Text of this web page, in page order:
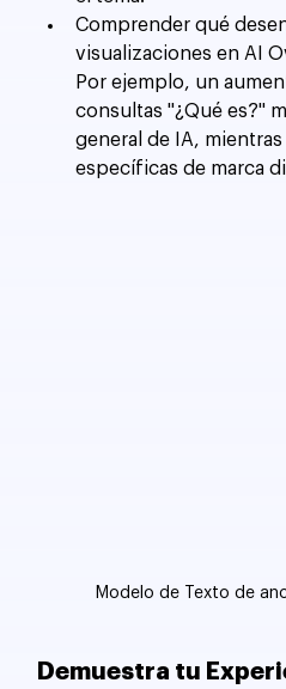
Comprender qué
visualizaciones en AI
Por ejemplo, un
consultas "¿Qué es?"
general de IA,
específicas de marca
Modelo de Texto de
Demuestra tu